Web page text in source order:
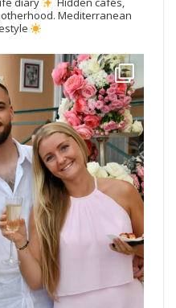
Mediterranean